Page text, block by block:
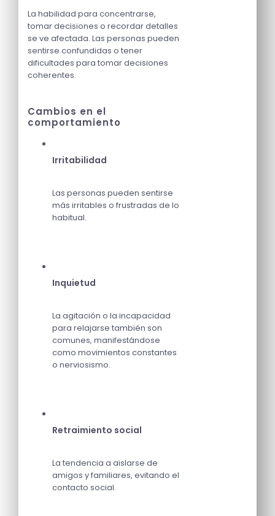
La habilidad para concentrarse,
tomar decisiones o recordar detalles
se ve afectada. Las personas pueden
sentirse confundidas o tener
dificultades para tomar decisiones
coherentes.
Cambios en el
comportamiento
Irritabilidad
Las personas pueden sentirse
más irritables o frustradas de lo
habitual.
Inquietud
La agitación o la incapacidad
para relajarse también son
comunes, manifestándose
como movimientos constantes
o nerviosismo.
Retraimiento social
La tendencia a aislarse de
amigos y familiares, evitando el
contacto social.